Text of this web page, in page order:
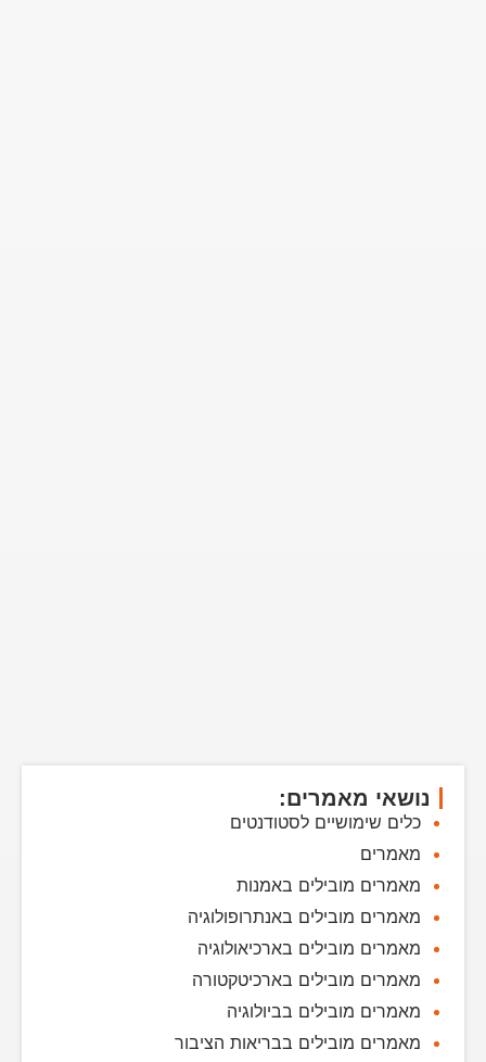
נושאי מאמרים:
כלים שימושיים לסטודנטים
מאמרים
מאמרים מובילים באמנות
מאמרים מובילים באנתרופולוגיה
מאמרים מובילים בארכיאולוגיה
מאמרים מובילים בארכיטקטורה
מאמרים מובילים בביולוגיה
מאמרים מובילים בבריאות הציבור